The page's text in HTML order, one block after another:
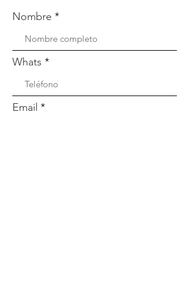
Nombre
Whats
Email